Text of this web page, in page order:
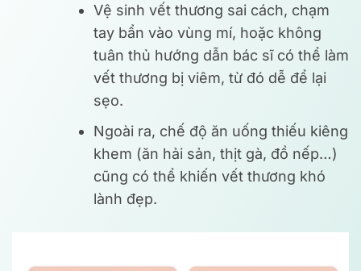
Vệ sinh vết thương sai cách, chạm
tay bẩn vào vùng mí, hoặc không
tuân thủ hướng dẫn bác sĩ có thể làm
vết thương bị viêm, từ đó dễ để lại
sẹo.
Ngoài ra, chế độ ăn uống thiếu kiêng
khem (ăn hải sản, thịt gà, đồ nếp…)
cũng có thể khiến vết thương khó
lành đẹp.